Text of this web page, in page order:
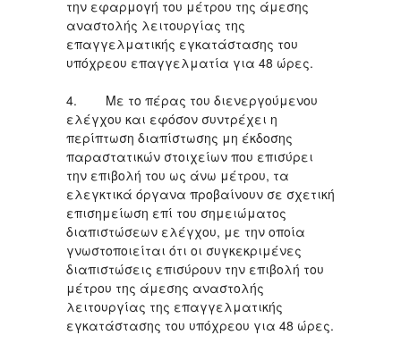
την εφαρμογή του μέτρου της άμεσης
αναστολής λειτουργίας της
επαγγελματικής εγκατάστασης του
υπόχρεου επαγγελματία για 48 ώρες.
4. Με το πέρας του διενεργούμενου
ελέγχου και εφόσον συντρέχει η
περίπτωση διαπίστωσης μη έκδοσης
παραστατικών στοιχείων που επισύρει
την επιβολή του ως άνω μέτρου, τα
ελεγκτικά όργανα προβαίνουν σε σχετική
επισημείωση επί του σημειώματος
διαπιστώσεων ελέγχου, με την οποία
γνωστοποιείται ότι οι συγκεκριμένες
διαπιστώσεις επισύρουν την επιβολή του
μέτρου της άμεσης αναστολής
λειτουργίας της επαγγελματικής
εγκατάστασης του υπόχρεου για 48 ώρες.